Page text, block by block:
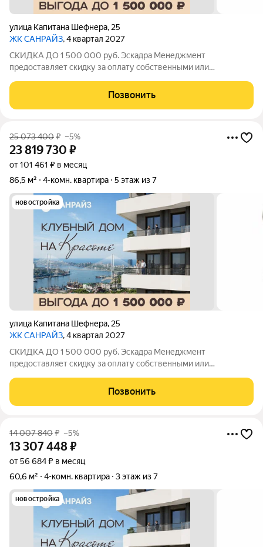
улица Капитана Шефнера, 25
ЖК САНРАЙЗ, 4 квартал 2027
СКИДКА ДО 1 500 000 руб. Эскадра Менеджмент
предоставляет скидку за оплату собственными или
квартиры: - 2% - на квартиры площадью до 55 кв.м. - 5% - на
квартиры площадью от 55 кв.м. Стоимость квартиры
Позвонить
25 073 400₽ –5%
23 819 730 ₽
от 101 461 ₽ в месяц
86,5 м²
4-комн. квартира 5 этаж из 7
новостройка
улица Капитана Шефнера, 25
ЖК САНРАЙЗ, 4 квартал 2027
СКИДКА ДО 1 500 000 руб. Эскадра Менеджмент
предоставляет скидку за оплату собственными или
квартиры: - 2% - на квартиры площадью до 55 кв.м. - 5% - на
квартиры площадью от 55 кв.м. Стоимость квартиры
Позвонить
14 007 840₽ –5%
13 307 448₽
от 56 684 ₽ в месяц
60,6 м²
4-комн. квартира 3 этаж из 7
новостройка